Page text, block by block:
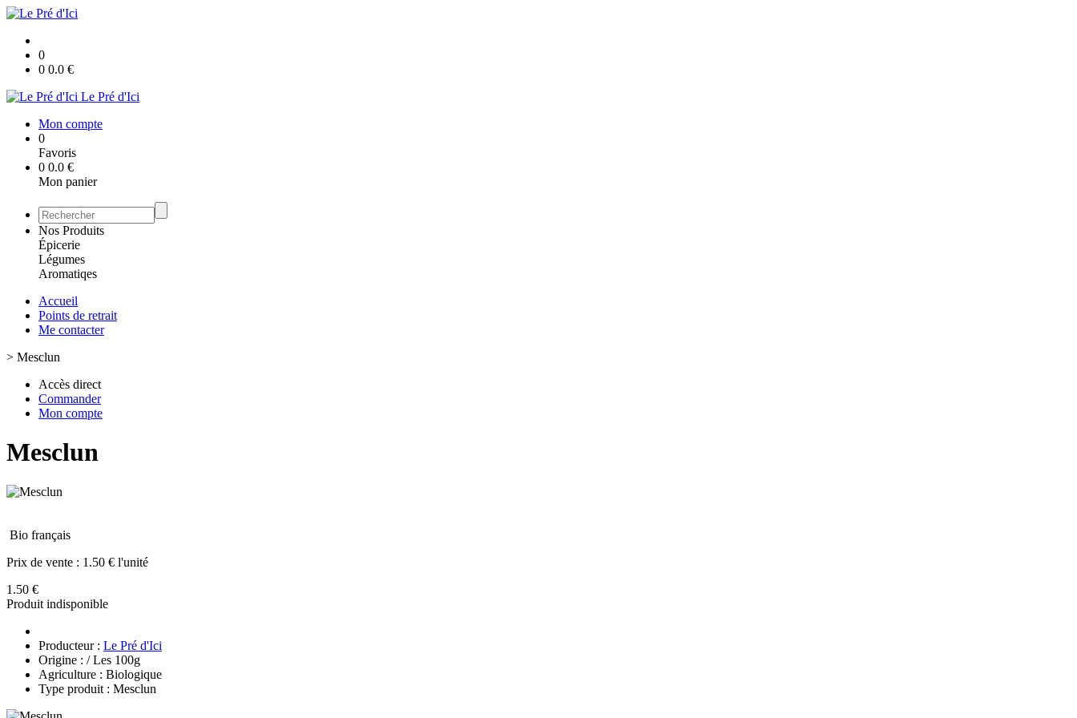
0
0 0.0 €
Le Pré d'Ici
Mon compte
0
Favoris
0 0.0 €
Mon panier
Nos Produits
Épicerie
Légumes
Aromatiqes
Accueil
Points de retrait
Me contacter
> Mesclun
Accès direct
Commander
Mon compte
Mesclun
Bio français
Prix de vente : 1.50 € l'unité
1.50 €
Produit indisponible
Producteur : Le Pré d'Ici
Origine : / Les 100g
Agriculture : Biologique
Type produit : Mesclun